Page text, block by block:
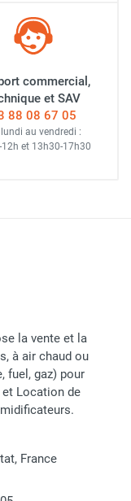
commercial,
et SAV
88 08 67 05
lundi au vendredi :
et 13h30-17h30
la vente et la
à air chaud ou
fuel, gaz) pour
Location de
France